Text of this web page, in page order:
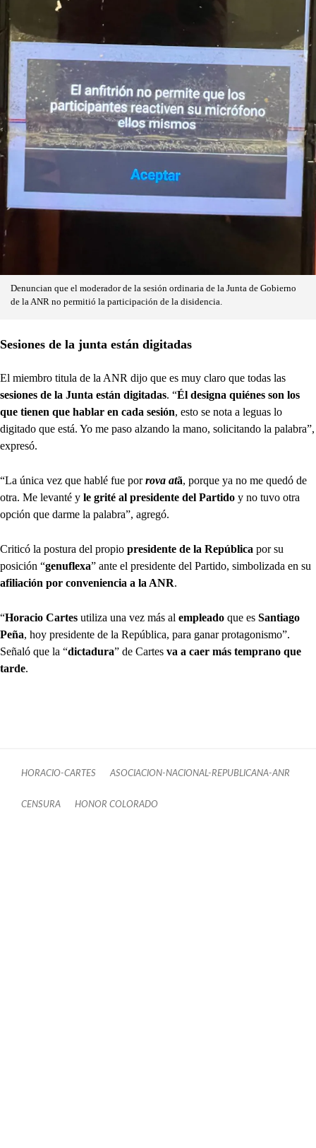
Denuncian que el moderador de la sesión ordinaria de la Junta de Gobierno
de la ANR no permitió la participación de la disidencia.
Sesiones de la junta están digitadas
El miembro titula de la ANR dijo que es muy claro que todas las
sesiones de la Junta están digitadas. “Él designa quiénes son los
que tienen que hablar en cada sesión, esto se nota a leguas lo
digitado que está. Yo me paso alzando la mano, solicitando la palabra”,
expresó.
“La única vez que hablé fue por rova atã, porque ya no me quedó de
otra. Me levanté y le grité al presidente del Partido y no tuvo otra
opción que darme la palabra”, agregó.
Criticó la postura del propio presidente de la República por su
posición “genuflexa” ante el presidente del Partido, simbolizada en su
afiliación por conveniencia a la ANR.
“Horacio Cartes utiliza una vez más al empleado que es Santiago
Peña, hoy presidente de la República, para ganar protagonismo”.
Señaló que la “dictadura” de Cartes va a caer más temprano que
tarde.
HORACIO-CARTES ASOCIACION-NACIONAL-REPUBLICANA-ANR
CENSURA HONOR COLORADO